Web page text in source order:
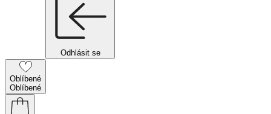
Odhlásit se
Oblíbené
Oblíbené